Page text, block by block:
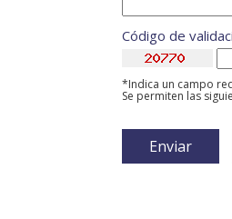
Código de
*Indica un campo
Se permiten las